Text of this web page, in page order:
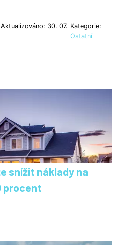
30. 07. Kategorie:
Ostatní
snížit náklady na
procent